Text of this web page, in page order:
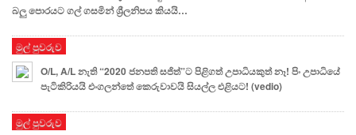
බලු පොරයට ගල් ගසමින් ශ්‍රීලනිපය කියයි…
මුල් පුවරුව
O/L, A/L නැති “2020 ජනපති සජිත්”ට පිළිගත් උපාධියකුත් නෑ! පිං උපාධියේ
පැටිකිරියයි එංගලන්තේ කෙරුවාවයි සියල්ල එළියට! (vedio)
මුල් පුවරුව